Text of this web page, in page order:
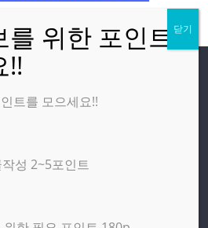
트를 모으세요!!
성 2~5포인트